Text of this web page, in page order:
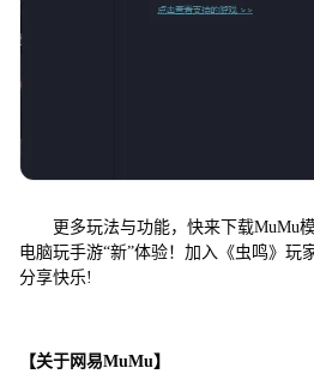
更多玩法与功能，快来下载MuMu模
电脑玩手游“新”体验！加入《虫鸣》玩
分享快乐!
【关于网易MuMu】